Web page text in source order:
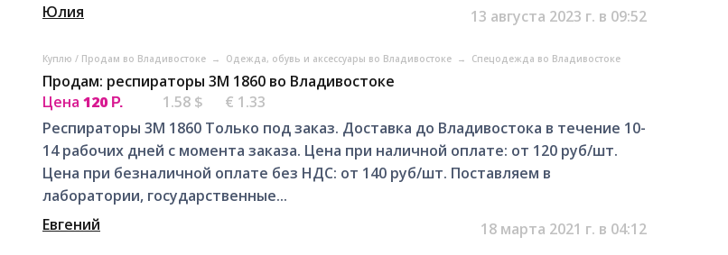
Юлия
13 августа 2023 г. в 09:52
Куплю / Продам во Владивостоке → Одежда, обувь и аксессуары во Владивостоке → Спецодежда во Владивостоке
Продам: респираторы 3M 1860 во Владивостоке
Цена 120 Р. 1.58 $
€ 1.33
Респираторы 3M 1860 Только под заказ. Доставка до Владивостока в течение 10-
14 рабочих дней с момента заказа. Цена при наличной оплате: от 120 руб/шт.
Цена при безналичной оплате без НДС: от 140 руб/шт. Поставляем в
лаборатории, государственные...
Евгений
18 марта 2021 г. в 04:12